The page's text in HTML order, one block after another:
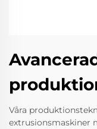
Våra
extrusionsmaskiner